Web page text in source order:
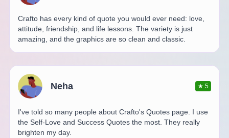
Crafto has every kind of quote you would ever need: love,
attitude, friendship, and life lessons. The variety is just
amazing, and the graphics are so clean and classic.
Neha ★5
I've told so many people about Crafto's Quotes page. I use
the Self-Love and Success Quotes the most. They really
brighten my day.